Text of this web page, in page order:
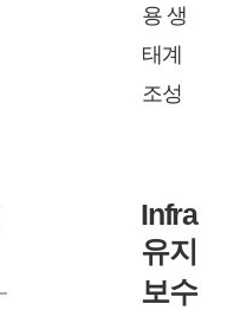
용 생
태계
조성
Infra
유지
보수